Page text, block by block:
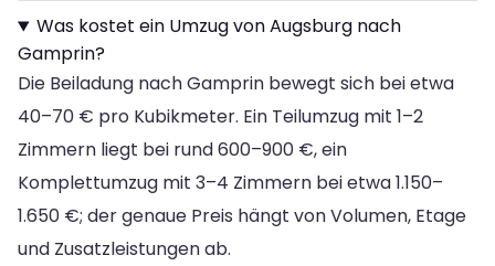
Was kostet ein Umzug von Augsburg nach
Gamprin?
Die Beiladung nach Gamprin bewegt sich bei etwa
40–70 € pro Kubikmeter. Ein Teilumzug mit 1–2
Zimmern liegt bei rund 600–900 €, ein
Komplettumzug mit 3–4 Zimmern bei etwa 1.150–
1.650 €; der genaue Preis hängt von Volumen, Etage
und Zusatzleistungen ab.